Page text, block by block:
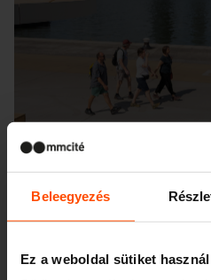
Beleegyezés
Ez a weboldal sütiket használ